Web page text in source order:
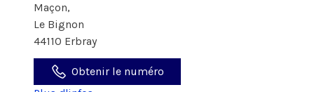
Maçon,
Le Bignon
44110 Erbray
Obtenir le numéro